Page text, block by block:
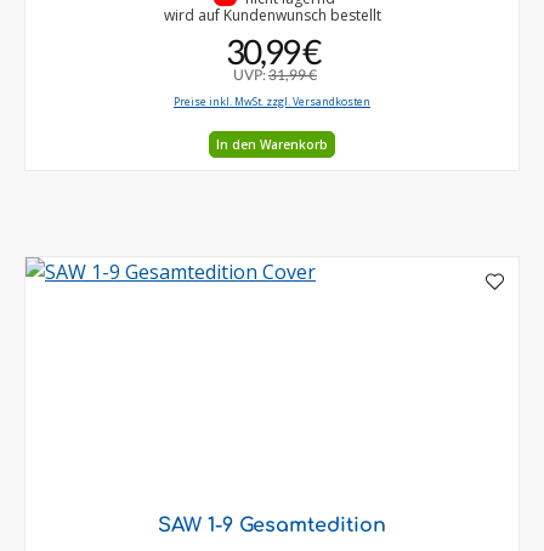
wird auf Kundenwunsch bestellt
30,99 €
UVP: 31,99 €
Preise inkl. MwSt. zzgl. Versandkosten
In den Warenkorb
SAW 1-9 Gesamtedition